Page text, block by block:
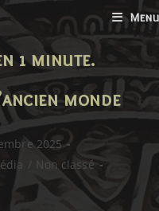
Menu
1 minute.
monde
2025
/ Non classé